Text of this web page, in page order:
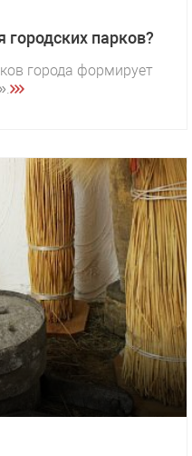
парков?
города формирует